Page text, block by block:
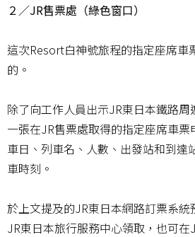
２／JR售票處（綠色窗口）
這次Resort白神號旅程的指定座席車
的。
除了向工作人員出示JR東日本鐵路
一張在JR售票處取得的指定座席車
車日、列車名、人數、出發站和到達
車時刻。
於上文提及的JR東日本網路訂票系
JR東日本旅行服務中心領取，也可